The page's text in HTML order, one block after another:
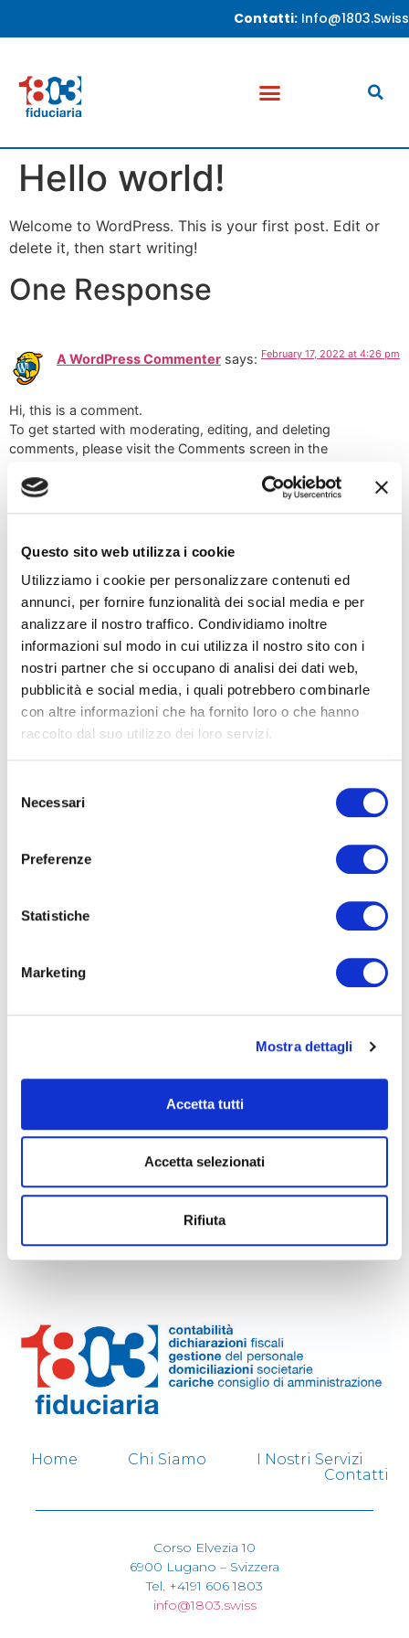
Questo sito web utilizza i cookie
Utilizziamo i cookie per personalizzare contenuti ed
annunci, per fornire funzionalità dei social media e per
analizzare il nostro traffico. Condividiamo inoltre
informazioni sul modo in cui utilizza il nostro sito con i
nostri partner che si occupano di analisi dei dati web,
pubblicità e social media, i quali potrebbero combinarle
con altre informazioni che ha fornito loro o che hanno
raccolto dal suo utilizzo dei loro servizi.
delNecessari
Preferenze
Statistiche
Marketing
Mostra dettagli
Accetta tutti
Accetta selezionati
Rifiuta
Contatti: Info@1803.swiss
Hello world!
Welcome to WordPress. This is your first post. Edit or
delete it, then start writing!
One Response
A WordPress Commenter says: February 17, 2022 at 4:26 pm
Hi, this is a comment.
To get started with moderating, editing, and deleting
comments, please visit the Comments screen in the
Commenter avatars come from
Reply
Leave a Reply
Your email address will not be published.
Required
fields are marked
Comment*
Name
Email*
Save my name, email, and website in this browser for
the next time I comment.
Home Chi Siamo
I Nostri Servizi
Contatti
Corso Elvezia 10
6900 Lugano – Svizzera
Tel. +4191 606 1803
info@1803.swiss